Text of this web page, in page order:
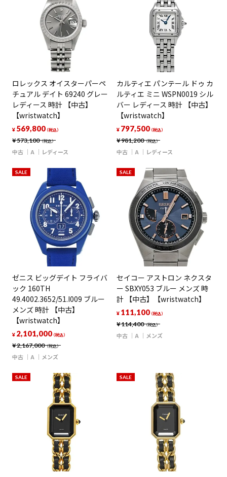
ロレックス オイスターパーペ
チュアル デイト 69240 グレー
レディース 時計 【中古】
【wristwatch】
¥573,100（税込）
¥ 569,800（税込）
中古 A レディース
カルティエ パンテール ドゥ カ
ルティエ ミニ WSPN0019 シル
バー レディース 時計 【中古】
【wristwatch】
¥981,200（税込）
¥ 797,500（税込）
中古 A レディース
SALE
ゼニス ビッグデイト フライバ
ック 160TH
49.4002.3652/51.I009 ブルー
メンズ 時計 【中古】
【wristwatch】
¥2,167,000（税込）
¥ 2,101,000（税込）
中古 A メンズ
SALE
セイコー アストロン ネクスタ
ー SBXY053 ブルー メンズ 時
計 【中古】【wristwatch】
¥114,400（税込）
¥ 111,100（税込）
中古 A メンズ
SALE SALE